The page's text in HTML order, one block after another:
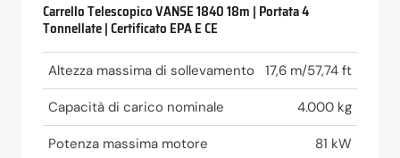
Carrello Telescopico VANSE 1840 18m | Portata 4
Tonnellate | Certificato EPA E CE
Altezza massima di sollevamento 17,6 m/57,74 ft
Capacità di carico nominale 4.000 kg
Potenza massima motore 81 kW